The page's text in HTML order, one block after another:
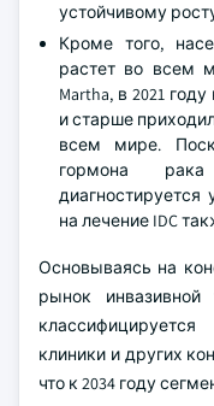
устойчивому
Кроме того,
растет во всем
Martha, в 2021
и старше
всем мире.
гормона
на лечение IDC
Основываясь на
рынок инвазивной
клиники и других
что к 2034 году